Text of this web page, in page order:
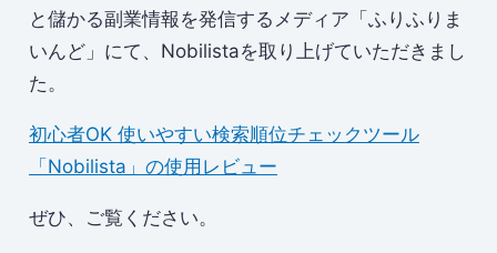
と儲かる副業情報を発信するメディア「ふりふりま
いんど」にて、Nobilistaを取り上げていただきまし
た。
初心者OK 使いやすい検索順位チェックツール
「Nobilista」の使用レビュー
ぜひ、ご覧ください。